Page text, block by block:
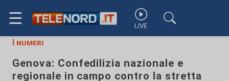
☰ LIVE
I numeri
Genova: Confedilizia nazionale e
regionale in campo contro la stretta